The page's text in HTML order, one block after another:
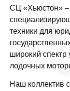
СЦ «Хьюстон» –
техники для
широкий спектр
лодочных
Наш коллектив